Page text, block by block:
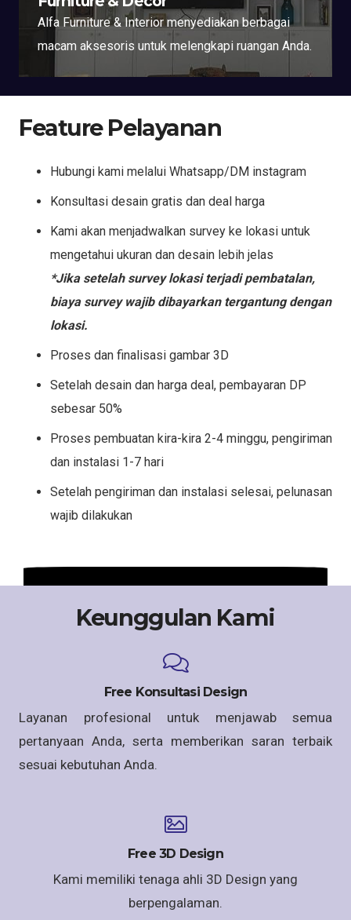
Alfa Furniture & Interior menyediakan berbagai
macam aksesoris untuk melengkapi ruangan Anda.
Feature Pelayanan
Hubungi kami melalui Whatsapp/DM instagram
Konsultasi desain gratis dan deal harga
Kami akan menjadwalkan survey ke lokasi untuk
mengetahui ukuran dan desain lebih jelas
*Jika setelah survey lokasi terjadi pembatalan,
biaya survey wajib dibayarkan tergantung dengan
lokasi.
Proses dan finalisasi gambar 3D
Setelah desain dan harga deal, pembayaran DP
sebesar 50%
Proses pembuatan kira-kira 2-4 minggu, pengiriman
dan instalasi 1-7 hari
Setelah pengiriman dan instalasi selesai, pelunasan
wajib dilakukan
Keunggulan Kami
Free Konsultasi Design
Layanan profesional untuk menjawab semua
pertanyaan Anda, serta memberikan saran terbaik
sesuai kebutuhan Anda.
Free 3D Design
Kami memiliki tenaga ahli 3D Design yang
berpengalaman.